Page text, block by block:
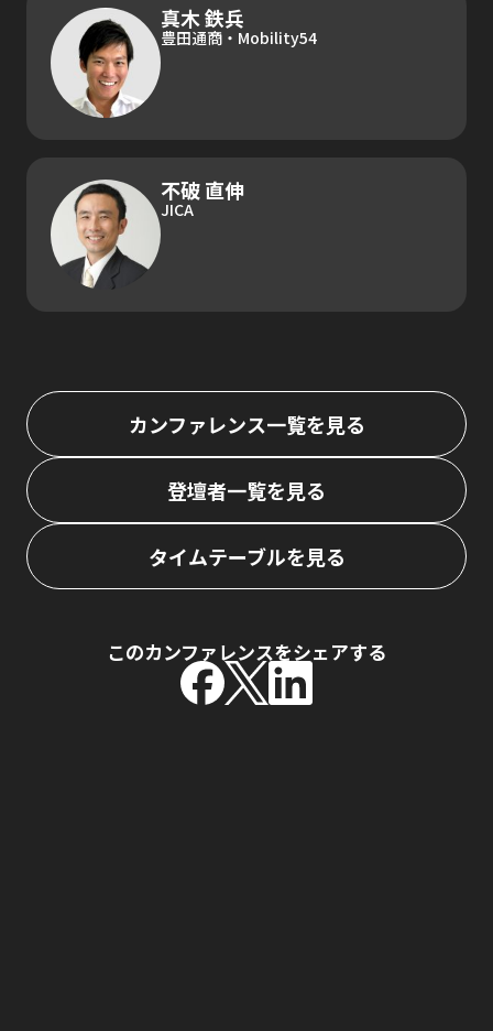
真木 鉄兵
豊田通商・Mobility54
不破 直伸
JICA
カンファレンス一覧を見る
登壇者一覧を見る
タイムテーブルを見る
このカンファレンスをシェアする